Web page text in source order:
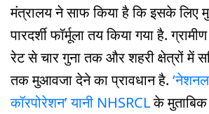
मंत्रालय ने साफ किया है कि इसके
पारदर्शी फॉर्मूला तय किया गया है.
रेट से चार गुना तक और शहरी क्षेत्रों में
तक मुआवजा देने का प्रावधान है.
कॉरपोरेशन’ यानी NHSRCLके